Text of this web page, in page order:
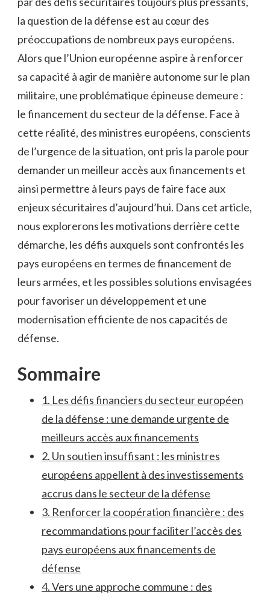
la question de la défense est au ‌cœur des
préoccupations de nombreux pays européens.
Alors que l’Union européenne aspire à renforcer
sa capacité ‍à ‌agir de manière autonome sur le plan
militaire, une problématique épineuse demeure :
⁣le financement du secteur⁤ de la défense. Face à
cette réalité, des ministres​ européens, conscients
de l’urgence de la situation, ont pris⁢ la parole pour⁣
demander‍ un meilleur accès aux‍ financements et
ainsi permettre à leurs pays de faire face aux
enjeux sécuritaires d’aujourd’hui. Dans cet ‌article,
nous explorerons les motivations derrière⁤ cette
démarche, ‌les ‍défis auxquels sont confrontés les
pays européens en termes de financement de
leurs armées, et les possibles solutions envisagées
pour favoriser un ⁤développement ‌et une
modernisation efficiente de nos capacités ⁤de
défense.
Sommaire
1. Les défis financiers du secteur européen
⁢de la défense : une demande ⁣urgente‌ de
⁤meilleurs ‌accès aux financements
2. Un‌ soutien insuffisant ​: les ministres
européens appellent à des investissements
accrus ‌dans le secteur de la défense
3.‌ Renforcer la coopération financière : des
recommandations pour faciliter l’accès⁣ des
pays européens aux financements‌ de
défense
4. Vers une approche commune : ​des